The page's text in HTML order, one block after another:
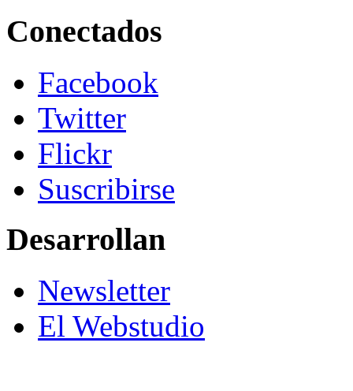
Conectados
Facebook
Twitter
Flickr
Suscribirse
Desarrollan
Newsletter
El Webstudio